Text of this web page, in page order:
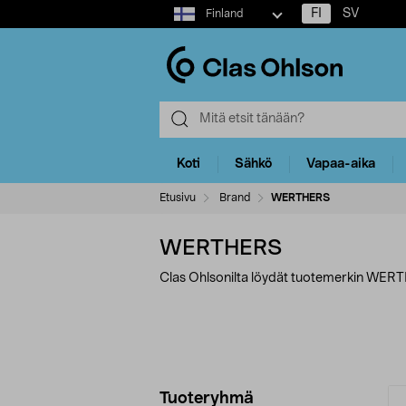
Select
market
Finland FI SV
Koti Sähkö Vapaa-aika
Etusivu Brand WERTHERS
WERTHERS
Clas Ohlsonilta löydät tuotemerkin
Tarkenna
Tuoteryhmä